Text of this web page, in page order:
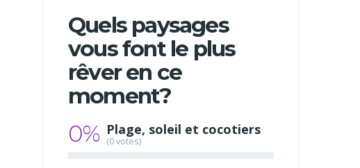
Quels paysages
vous font le plus
rêver en ce
moment?
0% Plage, soleil et cocotiers
(0 votes)